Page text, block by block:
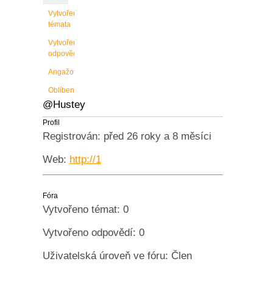
Vytvořené
témata
Vytvořené
odpovědi
Angažovanost
Oblíbené
@Hustey
Profil
Registrován: před 26 roky a 8 měsíci
Web: http://1
Fóra
Vytvořeno témat: 0
Vytvořeno odpovědí: 0
Uživatelská úroveň ve fóru: Člen